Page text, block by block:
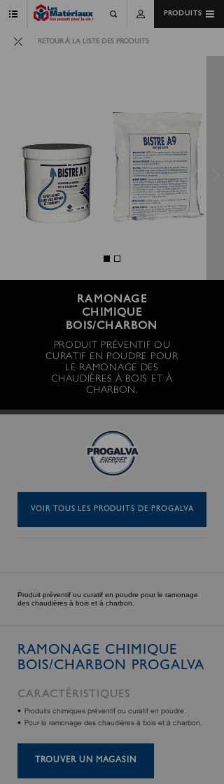
PRODUITS
RETOUR À LA LISTE DES PRODUITS
RAMONAGE
CHIMIQUE
BOIS/CHARBON
PRODUIT PRÉVENTIF OU
CURATIF EN POUDRE POUR
LE RAMONAGE DES
CHAUDIÈRES À BOIS ET À
CHARBON.
VOIR TOUS LES PRODUITS DE PROGALVA
Produit préventif ou curatif en poudre pour le ramonage
des chaudières à bois et à charbon.
RAMONAGE CHIMIQUE
BOIS/CHARBON PROGALVA
CARACTÉRISTIQUES
Produits chimiques préventif ou curatif en poudre.
Pour le ramonage des chaudières à bois et à charbon.
TROUVER UN MAGASIN